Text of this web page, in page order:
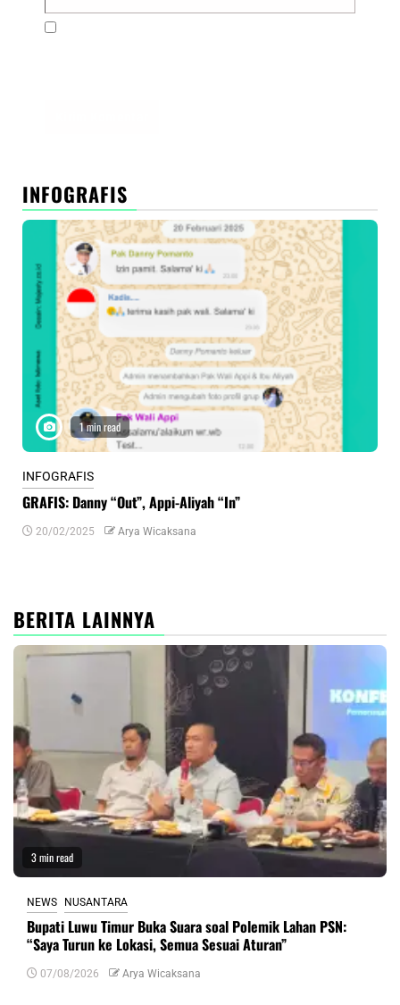
INFOGRAFIS
1 min read
INFOGRAFIS
GRAFIS: Danny “Out”, Appi-Aliyah “In”
20/02/2025 Arya Wicaksana
BERITA LAINNYA
3 min read
NEWS NUSANTARA
Bupati Luwu Timur Buka Suara soal Polemik Lahan PSN:
“Saya Turun ke Lokasi, Semua Sesuai Aturan”
07/08/2026 Arya Wicaksana